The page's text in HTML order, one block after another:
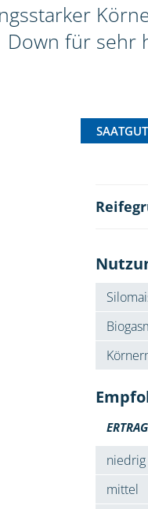
Down für sehr
SAATGUT
niedrig
mittel